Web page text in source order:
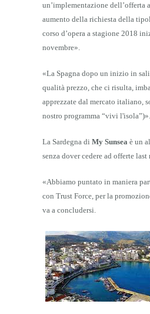
un’implementazione dell’offerta
aumento della richiesta della
corso d’opera a stagione 2018
novembre».
«La Spagna dopo un inizio in
qualità prezzo, che ci risulta,
apprezzate dal mercato italiano,
nostro programma “vivi l'isola”)».
La Sardegna di My Sunsea è un
senza dover cedere ad offerte
«Abbiamo puntato in maniera
con Trust Force, per la
va a concludersi.